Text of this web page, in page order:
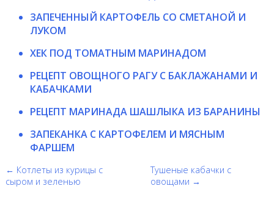
ЗАПЕЧЕННЫЙ КАРТОФЕЛЬ СО СМЕТАНОЙ И
ЛУКОМ
ХЕК ПОД ТОМАТНЫМ МАРИНАДОМ
РЕЦЕПТ ОВОЩНОГО РАГУ С БАКЛАЖАНАМИ И
КАБАЧКАМИ
РЕЦЕПТ МАРИНАДА ШАШЛЫКА ИЗ БАРАНИНЫ
ЗАПЕКАНКА С КАРТОФЕЛЕМ И МЯСНЫМ
ФАРШЕМ
← Котлеты из курицы с
сыром и зеленью
Тушеные кабачки с
овощами →